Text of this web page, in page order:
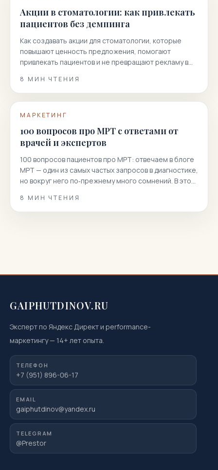
Акции в стоматологии: как привлекать
пациентов без демпинга
Как создавать акции для стоматологии, которые
повышают ценность предложения, помогают
привлекать пациентов и не превращают рекламу в
8 МИН ЧТЕНИЯ
МАРКЕТИНГ
100 вопросов про МРТ с ответами от
врачей и экспертов
100 вопросов пациентов про МРТ: отвечаем в блоге
МРТ — один из самых частых запросов в диагностике,
но вокруг него по‑прежнему много сомнений. В этой
пациентов и даем короткие, точные и полезные
ответы. Вы узнаете, как подготовиться к
8 МИН ЧТЕНИЯ
GAIPHUTDINOV.RU
Эксперт по Яндекс Директ и performance-
маркетингу— 14+ лет опыта.
ТЕЛЕФОН
+7 (951) 896-06-17
EMAIL
gaiphutdinov@yandex.ru
TELEGRAM
@Prestor